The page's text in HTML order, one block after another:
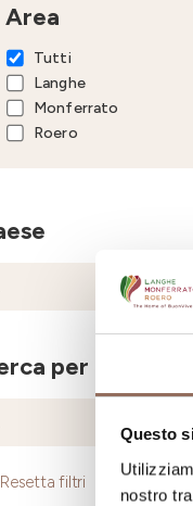
Questo
nostro
Area
Tutti
Langhe
Monferrato
Roero
per nome
Resetta filtri